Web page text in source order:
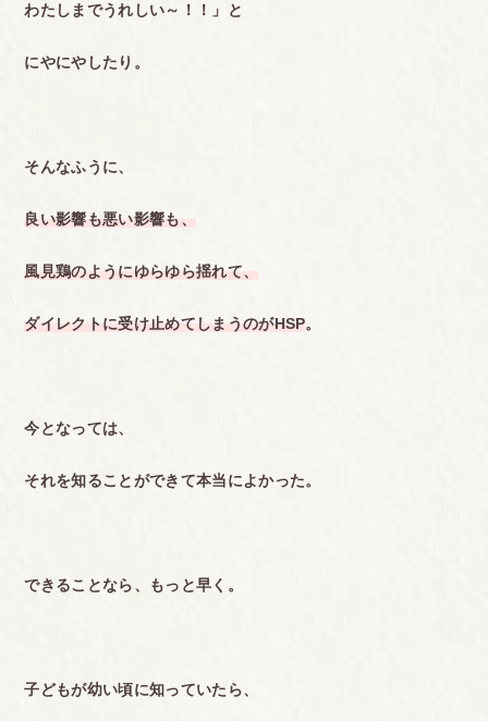
わたしまでうれしい～！！」と
にやにやしたり。
そんなふうに、
良い影響も悪い影響も、
風見鶏のようにゆらゆら揺れて、
ダイレクトに受け止めてしまうのがHSP。
今となっては、
それを知ることができて本当によかった。
できることなら、もっと早く。
子どもが幼い頃に知っていたら、